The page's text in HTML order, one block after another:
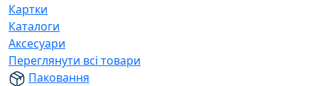
Картки
Каталоги
Аксесуари
Переглянути всі товари
Паковання